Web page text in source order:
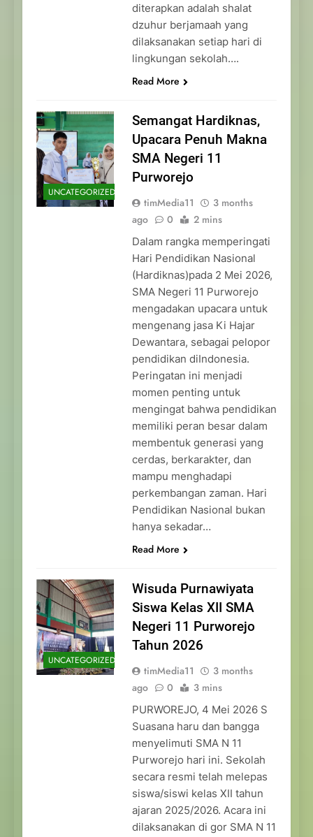
diterapkan adalah shalat
dzuhur berjamaah yang
dilaksanakan setiap hari di
lingkungan sekolah….
Read More
UNCATEGORIZED
Semangat Hardiknas,
Upacara Penuh Makna
SMA Negeri 11
Purworejo
timMedia11
3 months
ago
0 2 mins
Dalam rangka memperingati
Hari Pendidikan Nasional
(Hardiknas)pada 2 Mei 2026,
SMA Negeri 11 Purworejo
mengadakan upacara untuk
mengenang jasa Ki Hajar
Dewantara, sebagai pelopor
pendidikan diIndonesia.
Peringatan ini menjadi
momen penting untuk
mengingat bahwa pendidikan
memiliki peran besar dalam
membentuk generasi yang
cerdas, berkarakter, dan
mampu menghadapi
perkembangan zaman. Hari
Pendidikan Nasional bukan
hanya sekadar…
Read More
UNCATEGORIZED
Wisuda Purnawiyata
Siswa Kelas XII SMA
Negeri 11 Purworejo
Tahun 2026
timMedia11
3 months
ago
0 3 mins
PURWOREJO, 4 Mei 2026 S
Suasana haru dan bangga
menyelimuti SMA N 11
Purworejo hari ini. Sekolah
secara resmi telah melepas
siswa/siswi kelas XII tahun
ajaran 2025/2026. Acara ini
dilaksanakan di gor SMA N 11